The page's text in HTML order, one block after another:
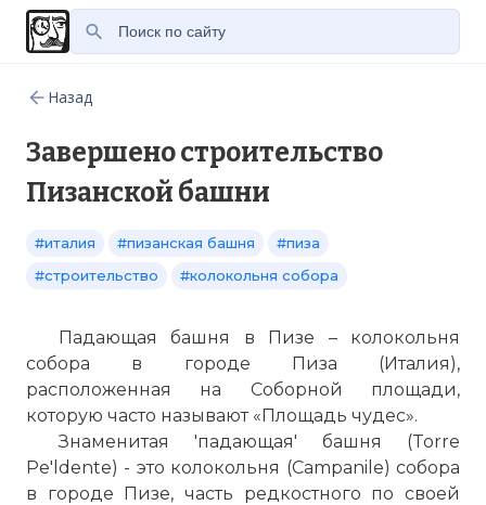
Назад
Завершено строительство
Пизанской башни
#италия #пизанская башня
#пиза
#строительство
#колокольня собора
Падающая башня в Пизе – колокольня
собора в городе Пиза (Италия),
расположенная на Соборной площади,
которую часто называют «Площадь чудес».
Знаменитая 'падающая' башня (Torre
Pe'ldente) - это колокольня (Campanile) собора
в городе Пизе, часть редкостного по своей